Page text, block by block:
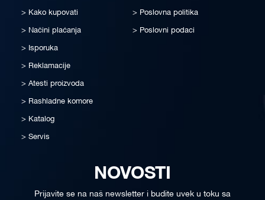
Kako kupovati
Načini plaćanja
Isporuka
Reklamacije
Atesti proizvoda
Rashladne komore
Katalog
Servis
Poslovna politika
Poslovni podaci
NOVOSTI
Prijavite se na naš newsletter i budite uvek u toku sa